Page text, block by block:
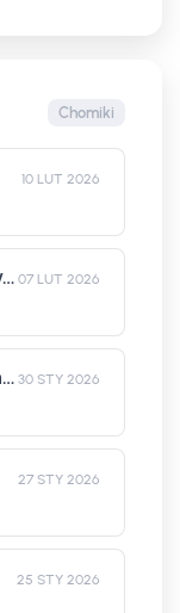
Chomiki
10 LUT 2026
Wypadanie worka policzkowego 07 LUT 2026
Macica chomika - fabryka młodych 30 STY 2026
27 STY 2026
25 STY 2026